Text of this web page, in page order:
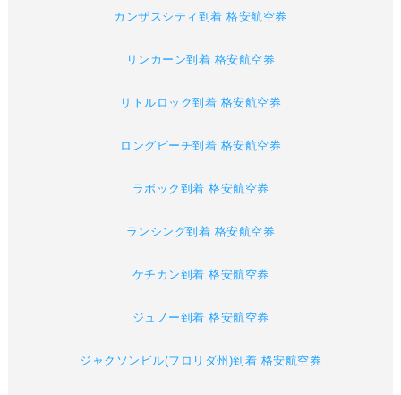
カンザスシティ到着 格安航空券
リンカーン到着 格安航空券
リトルロック到着 格安航空券
ロングビーチ到着 格安航空券
ラボック到着 格安航空券
ランシング到着 格安航空券
ケチカン到着 格安航空券
ジュノー到着 格安航空券
ジャクソンビル(フロリダ州)到着 格安航空券